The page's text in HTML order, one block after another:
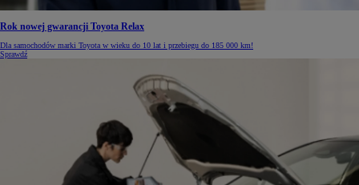
Rok nowej gwarancji Toyota Relax
Dla samochodów marki Toyota w wieku do 10 lat i przebiegu do 185 000 km!
Sprawdź